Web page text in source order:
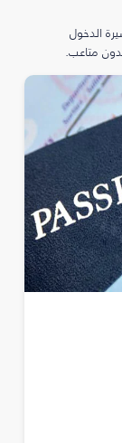
الدخول
متاعب.